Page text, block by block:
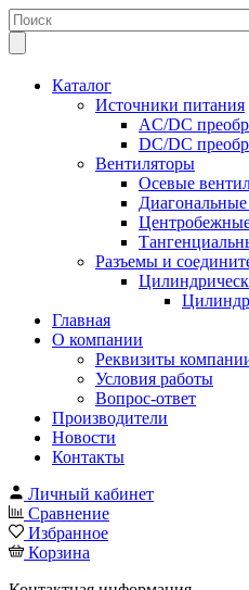
Каталог
Источники питания
AC/DC
DC/DC
Вентиляторы
Осевые
Разъемы и
Главная
О компании
Реквизиты
Условия работы
Вопрос-ответ
Производители
Новости
Контакты
Личный кабинет
Сравнение
Избранное
Корзина